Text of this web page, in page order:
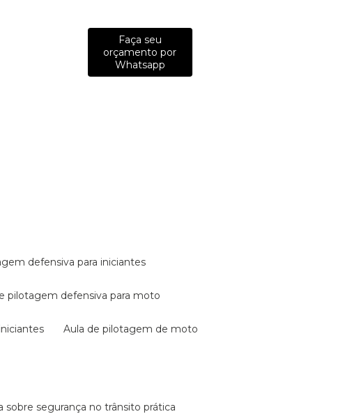
Faça seu
orçamento por
Whatsapp
defensiva para iniciantes
pilotagem defensiva para moto
aula de pilotagem de moto
sobre segurança no trânsito prática